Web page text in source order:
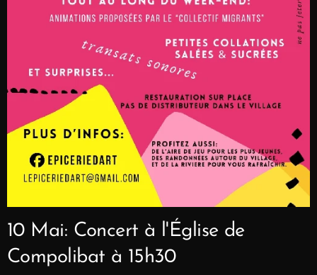
10 Mai: Concert à l'Église de
Compolibat à 15h30